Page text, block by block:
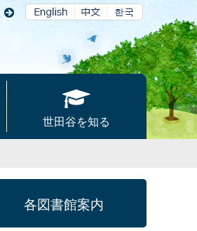
世田谷を知る
各図書館案内